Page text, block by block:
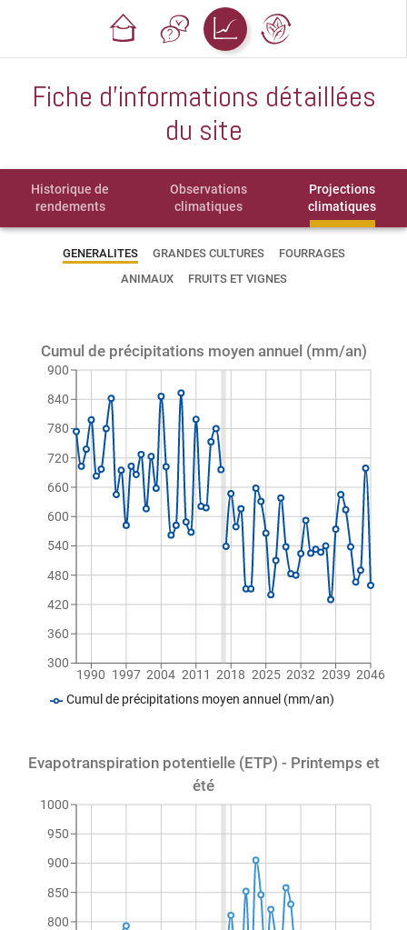
Fiche d'informations détaillées
du site
Historique de
rendements
Observations
climatiques
Projections
climatiques
GENERALITES GRANDES CULTURES
FOURRAGES
ANIMAUX
FRUITS ET VIGNES
Cumul de précipitations moyen annuel (mm/an)
1990 1997 2004 2011 2018 2025 2032 2039 2046
300
360
420
480
540
600
660
720
780
840
900
Cumul de précipitations moyen annuel (mm/an)
Evapotranspiration potentielle (ETP) - Printemps et
été
800
850
900
950
1000